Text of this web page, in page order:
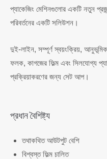
প্যাকেজিং মেশিনগুলোর একটি নতুন
পরিবর্তনের একটি সলিউশন।
দুই-লাইন, সম্পূর্ণ স্বয়ংক্রিয়,
ফলক, কাগজের ফিল্ম এবং সিলযোগ্য
প্রক্রিয়াকরণের জন্য সেট আপ।
প্রধান বৈশিষ্ট্য
তথাকথিত আউটপুট বেশি
বিশ্বস্ত ফিল্ম চালিত